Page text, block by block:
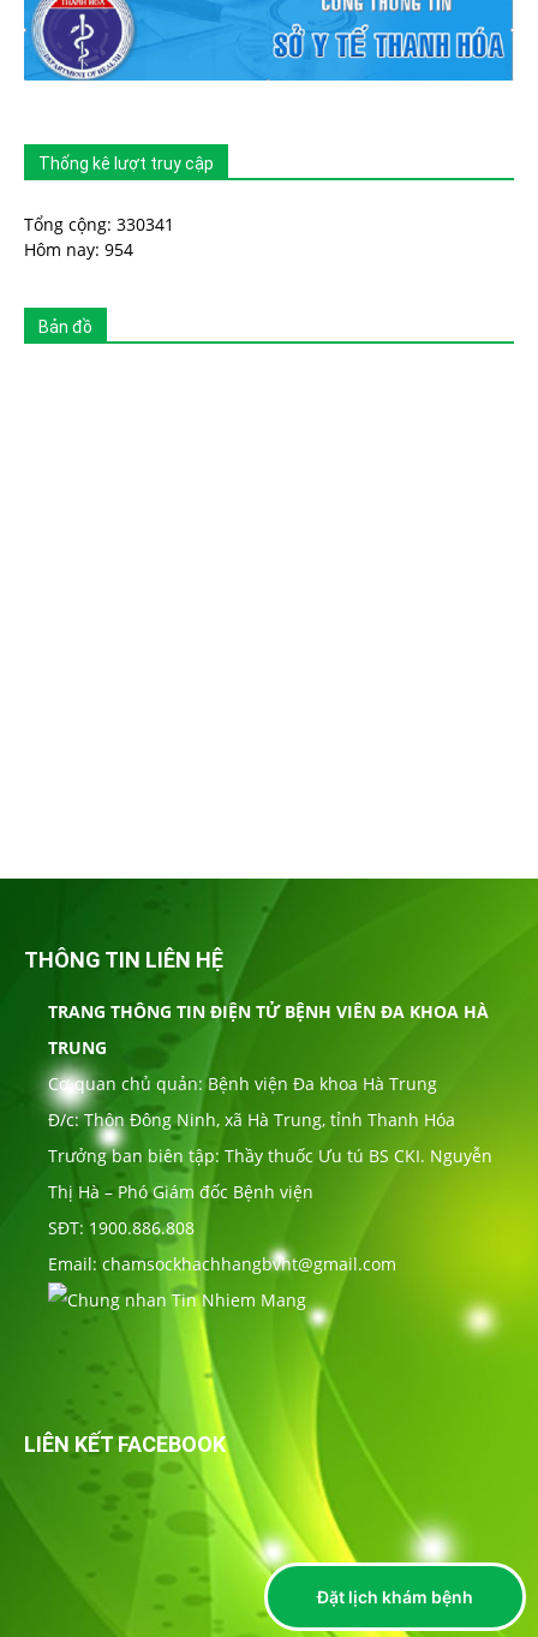
Thống kê lượt truy cập
Tổng cộng: 330341
Hôm nay: 954
Bản đồ
THÔNG TIN LIÊN HỆ
TRANG THÔNG TIN ĐIỆN TỬ BỆNH VIÊN ĐA KHOA HÀ
TRUNG
Cơ quan chủ quản: Bệnh viện Đa khoa Hà Trung
Đ/c: Thôn Đông Ninh, xã Hà Trung, tỉnh Thanh Hóa
Trưởng ban biên tập: Thầy thuốc Ưu tú BS CKI. Nguyễn
Thị Hà – Phó Giám đốc Bệnh viện
SĐT: 1900.886.808
Email: chamsockhachhangbvht@gmail.com
LIÊN KẾT FACEBOOK
Đặt lịch khám bệnh